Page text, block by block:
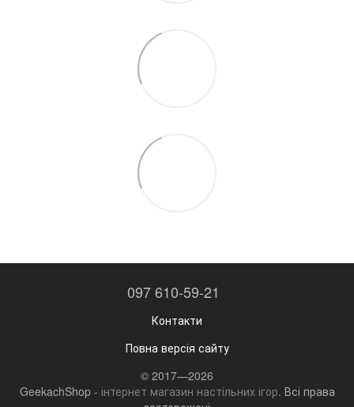
097 610-59-21
Контакти
Повна версія сайту
© 2017—2026
GeekachShop - інтернет магазин настільних ігор. Всі права